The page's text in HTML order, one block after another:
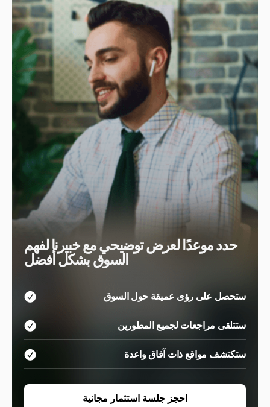
حدد موعدًا لعرض توضيحي مع خبيرنا لفهم
السوق بشكل أفضل
ستحصل على رؤى عميقة حول السوق
ستتلقى مراجعات لجميع المطورين
ستكتشف مواقع ذات آفاق واعدة
احجز جلسة استثمار مجانية